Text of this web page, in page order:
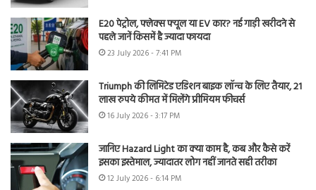
E20 पेट्रोल, फ्लेक्स फ्यूल या EV कार? नई गाड़ी खरीदने से
पहले जानें किसमें है ज्यादा फायदा
23 July 2026 - 7:41 PM
Triumph की लिमिटेड एडिशन बाइक लॉन्च के लिए तैयार, 21
लाख रुपये कीमत में मिलेंगे प्रीमियम फीचर्स
16 July 2026 - 3:17 PM
जानिए Hazard Light का क्या काम है, कब और कैसे करें
इसका इस्तेमाल, ज्यादातर लोग नहीं जानते सही तरीका
12 July 2026 - 6:14 PM